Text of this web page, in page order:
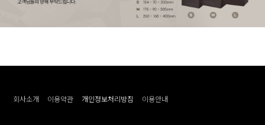
회사소개 이용약관 개인정보처리방침 이용안내